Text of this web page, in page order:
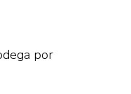
por